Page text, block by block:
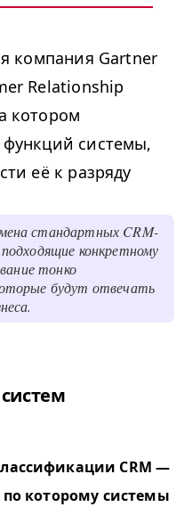
компания Gartner
Relationship
котором
системы,
её к разряду
стандартных CRM-
конкретному
тонко
будут отвечать
CRM —
которому системы